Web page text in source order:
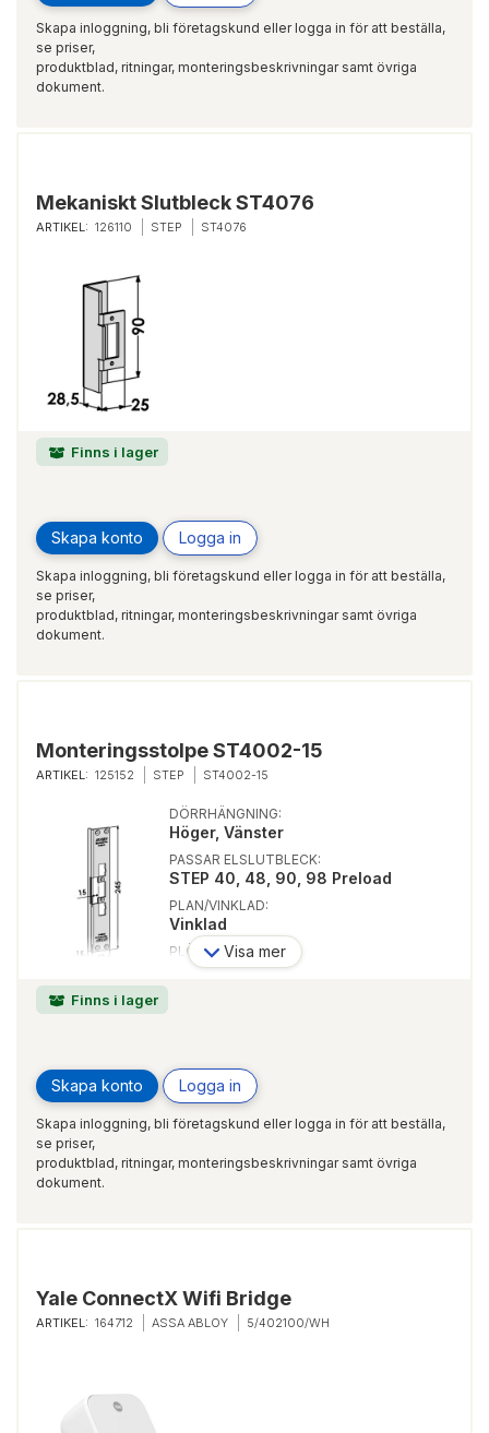
Skapa inloggning, bli företagskund eller logga in för att beställa,
se priser,
produktblad, ritningar, monteringsbeskrivningar samt övriga
dokument.
Mekaniskt Slutbleck ST4076
ARTIKEL: 126110 STEP ST4076
Finns i lager
Skapa konto Logga in
Skapa inloggning, bli företagskund eller logga in för att beställa,
se priser,
produktblad, ritningar, monteringsbeskrivningar samt övriga
dokument.
Monteringsstolpe ST4002-15
ARTIKEL: 125152 STEP ST4002-15
Finns i lager
Skapa konto Logga in
Skapa inloggning, bli företagskund eller logga in för att beställa,
se priser,
produktblad, ritningar, monteringsbeskrivningar samt övriga
dokument.
DÖRRHÄNGNING:
Höger, Vänster
PASSAR ELSLUTBLECK:
STEP 40, 48, 90, 98 Preload
PLAN/VINKLAD:
Vinklad
PLÖSMÅTT:
15 mm
Visa mer
Yale ConnectX Wifi Bridge
ARTIKEL: 164712 ASSA ABLOY 5/402100/WH